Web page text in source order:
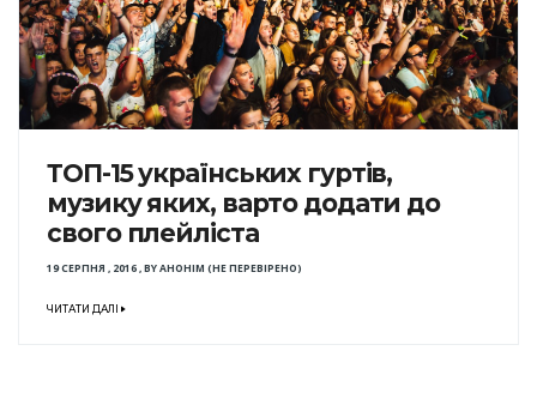
ТОП-15 українських гуртів,
музику яких, варто додати до
свого плейліста
19 СЕРПНЯ , 2016,BYАНОНІМ (НЕ ПЕРЕВІРЕНО)
ЧИТАТИ ДАЛІ